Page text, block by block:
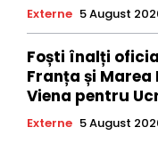
Externe 5 August
Foști înalți
Franța și
Viena pentru
Externe 5 August